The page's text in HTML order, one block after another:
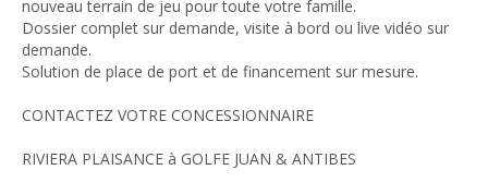
nouveau terrain de jeu pour toute votre famille.
Dossier complet sur demande, visite à bord ou live vidéo sur
demande.
Solution de place de port et de financement sur mesure.
CONTACTEZ VOTRE CONCESSIONNAIRE
RIVIERA PLAISANCE à GOLFE JUAN & ANTIBES